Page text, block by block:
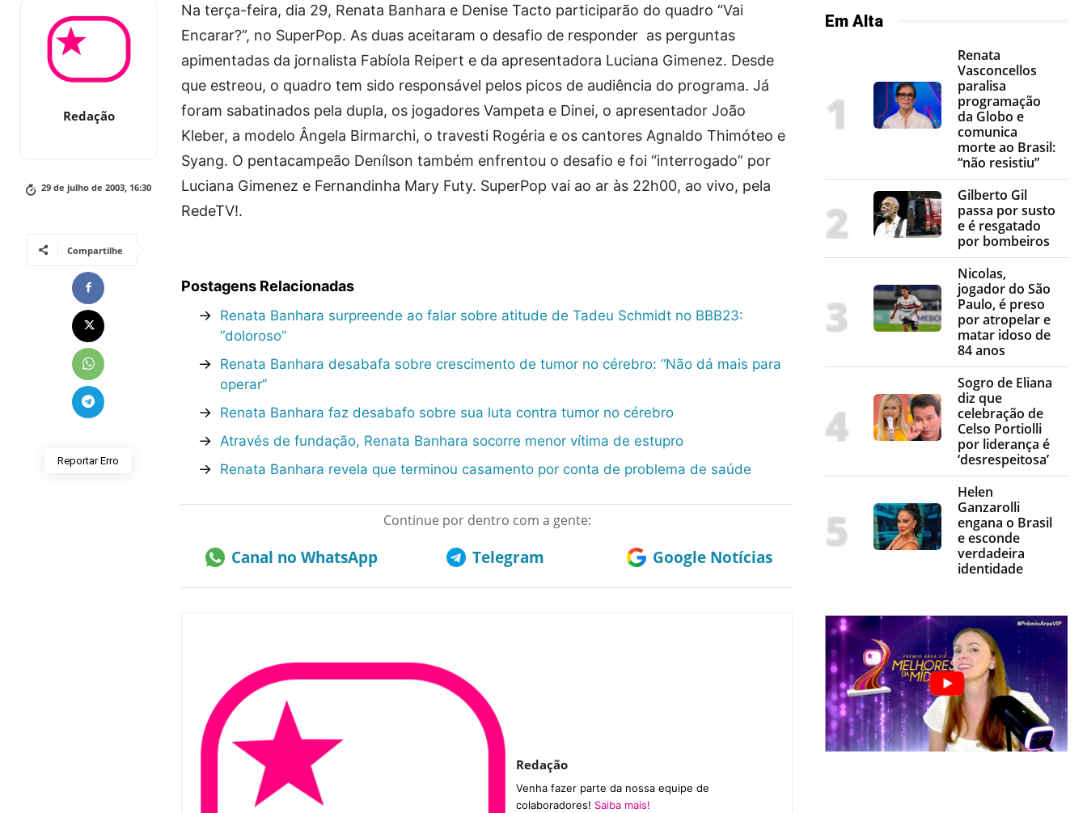
Redação
29 de julho de 2003, 16:30
Compartilhe
Reportar Erro
Na terça-feira, dia 29, Renata Banhara e Denise Tacto participarão do quadro “Vai
Encarar?”, no SuperPop. As duas aceitaram o desafio de responder as perguntas
apimentadas da jornalista Fabíola Reipert e da apresentadora Luciana Gimenez. Desde
que estreou, o quadro tem sido responsável pelos picos de audiência do programa. Já
foram sabatinados pela dupla, os jogadores Vampeta e Dinei, o apresentador João
Kleber, a modelo Ângela Birmarchi, o travesti Rogéria e os cantores Agnaldo Thimóteo e
Syang. O pentacampeão Denílson também enfrentou o desafio e foi “interrogado” por
Luciana Gimenez e Fernandinha Mary Futy. SuperPop vai ao ar às 22h00, ao vivo, pela
RedeTV!.
Postagens Relacionadas
→ Renata Banhara surpreende ao falar sobre atitude de Tadeu Schmidt no BBB23:
“doloroso”
→ Renata Banhara desabafa sobre crescimento de tumor no cérebro: “Não dá mais para
operar”
→ Renata Banhara faz desabafo sobre sua luta contra tumor no cérebro
→ Através de fundação, Renata Banhara socorre menor vítima de estupro
→ Renata Banhara revela que terminou casamento por conta de problema de saúde
Continue por dentro com a gente:
Canal no WhatsApp Telegram Google Notícias
Redação
Venha fazer parte da nossa equipe de
colaboradores! Saiba mais!
Em Alta
Renata
Vasconcellos
paralisa
programação
da Globo e
comunica
morte ao Brasil:
“não resistiu”
Gilberto Gil
passa por susto
e é resgatado
por bombeiros
Nicolas,
jogador do São
Paulo, é preso
por atropelar e
matar idoso de
84 anos
Sogro de Eliana
diz que
celebração de
Celso Portiolli
por liderança é
‘desrespeitosa’
Helen
Ganzarolli
engana o Brasil
e esconde
verdadeira
identidade